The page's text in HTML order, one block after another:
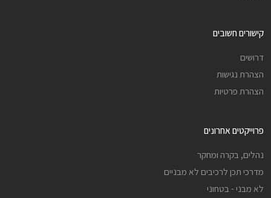
קישורים חשובים
דרושים
הצהרת נגישות
הצהרת פרטיות
פרוייקטים אחרונים
נהלים, בקרה ומחקר
מדרכי תכן לרכיבים לא מבניים
לא מבני - בטחוני